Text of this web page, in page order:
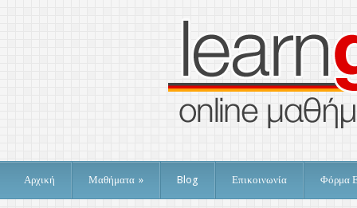
Αρχική Μαθήματα » Blog Επικοινωνία Φόρμα